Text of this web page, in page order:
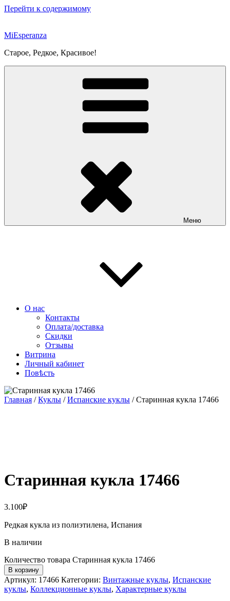
Перейти к содержимому
MiEsperanza
Старое, Редкое, Красивое!
Меню
О нас
Контакты
Оплата/доставка
Скидки
Отзывы
Витрина
Личный кабинет
Повѣсть
Главная /Куклы /Испанские куклы / Старинная кукла 17466
Старинная кукла 17466
3.100₽
Редкая кукла из полиэтилена, Испания
В наличии
Количество товара Старинная кукла 17466
В корзину
Артикул: 17466 Категории: Винтажные куклы, Испанские
куклы, Коллекционные куклы, Характерные куклы